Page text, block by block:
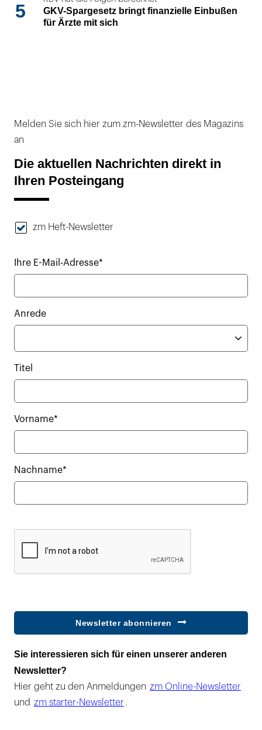
5
GKV-Spargesetz bringt finanzielle Einbußen
für Ärzte mit sich
Melden Sie sich hier zum zm-Newsletter des Magazins
an
Die aktuellen Nachrichten direkt in
Ihren Posteingang
zm Heft-Newsletter
Ihre E-Mail-Adresse*
Anrede
Titel
Vorname*
Nachname*
Newsletter abonnieren
Sie interessieren sich für einen unserer anderen
Newsletter?
Hier geht zu den Anmeldungen zm Online-Newsletter
und zm starter-Newsletter .